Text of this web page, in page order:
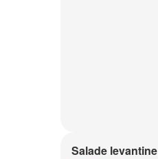
Salade levantine